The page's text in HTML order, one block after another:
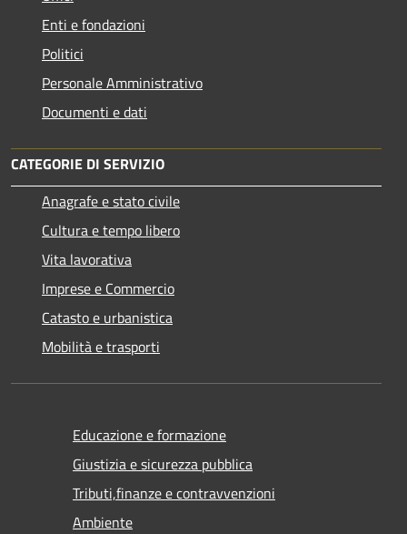
Enti e fondazioni
Politici
Personale Amministrativo
Documenti e dati
CATEGORIE DI SERVIZIO
Anagrafe e stato civile
Cultura e tempo libero
Vita lavorativa
Imprese e Commercio
Catasto e urbanistica
Mobilità e trasporti
Educazione e formazione
Giustizia e sicurezza pubblica
Tributi,finanze e contravvenzioni
Ambiente